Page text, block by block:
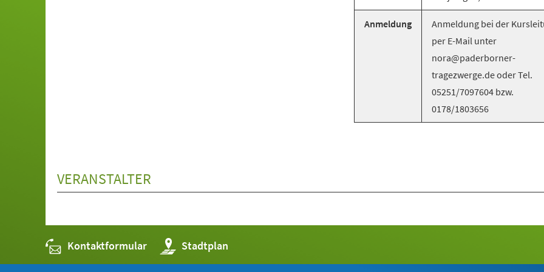
Anmeldung
Anmeldung bei der
per E-Mail unter
nora@paderborner-
tragezwerge.de oder Tel.
05251/7097604 bzw.
0178/1803656
VERANSTALTER
Kontaktformular Stadtplan
(Öffnet
in
einem